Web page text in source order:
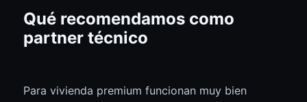
Qué recomendamos como
partner técnico
Para vivienda premium funcionan muy bien